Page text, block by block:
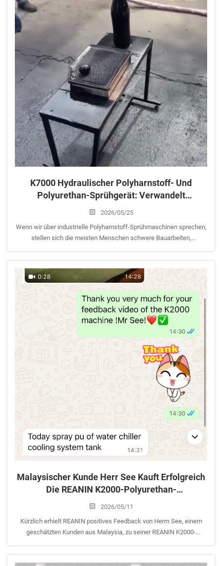
K7000 Hydraulischer Polyharnstoff- Und
Polyurethan-Sprühgerät: Verwandelt
Gewöhnliche Gegenstände In
2026/05/25
Wenn wir über industrielle Polyharnstoff-Sprühmaschinen sprechen,
stellen sich die meisten Menschen schwere Bauarbeiten,
K7000 bietet eine so außergewöhnliche Präzision...
Malaysischer Kunde Herr See Kauft Erfolgreich
Die REANIN K2000-Polyurethan-
Sprühmaschine Für Effiziente Dämm-,
2026/05/11
Kürzlich erhielt REANIN positives Feedback von Herrn See, einem
geschätzten Kunden aus Malaysia, zu seiner REANIN K2000-